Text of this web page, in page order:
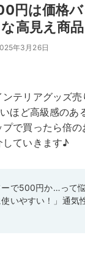
円は価格
高見え商品
年3月26日
テリアグッズ
ほど高級感の
プで買ったら倍
ていきます♪
ーで500円か…って
いやすい！」通気